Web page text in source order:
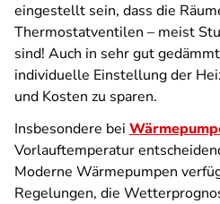
eingestellt sein, dass die
Thermostatventilen – meist
sind! Auch in sehr gut
individuelle Einstellung der
und Kosten zu sparen.
Insbesondere bei
Vorlauftemperatur
Moderne Wärmepumpen
Regelungen, die